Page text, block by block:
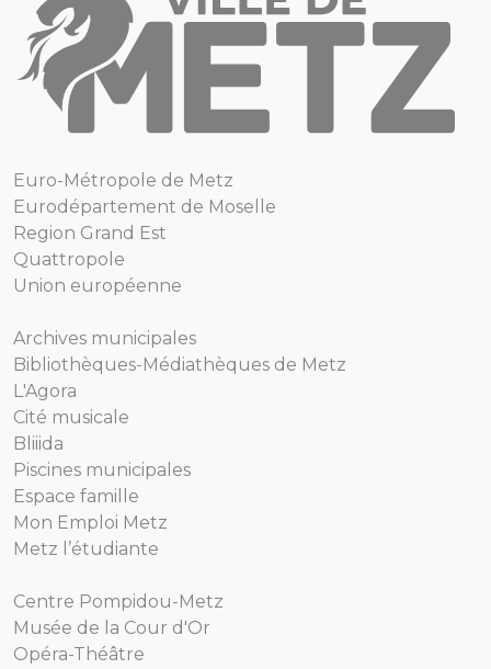
Euro-Métropole de Metz
Eurodépartement de Moselle
Region Grand Est
Quattropole
Union européenne
Archives municipales
Bibliothèques-Médiathèques de Metz
L'Agora
Cité musicale
Bliiida
Piscines municipales
Espace famille
Mon Emploi Metz
Metz l’étudiante
Centre Pompidou-Metz
Musée de la Cour d'Or
Opéra-Théâtre